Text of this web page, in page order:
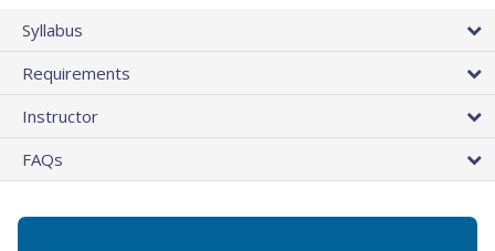
Syllabus
Requirements
Instructor
FAQs